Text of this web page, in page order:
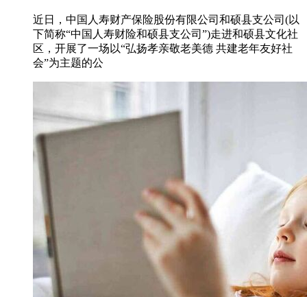
近日，中国人寿财产保险股份有限公司和硕县支公司(以
下简称“中国人寿财险和硕县支公司”)走进和硕县文化社
区，开展了一场以“弘扬孝亲敬老美德 共建老年友好社
会”为主题的公